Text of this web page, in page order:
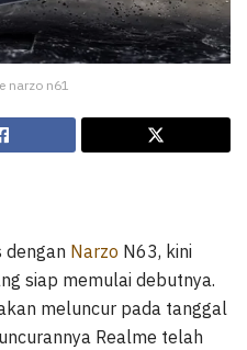
narzo n61
dengan Narzo N63, kini
siap memulai debutnya.
meluncur pada tanggal
Realme telah